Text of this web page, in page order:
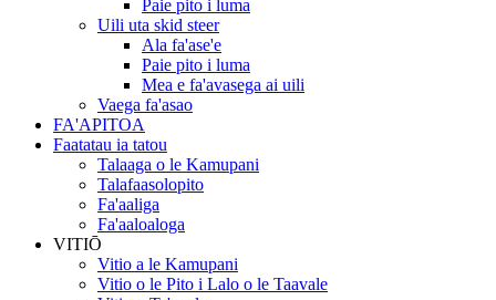
Paie pito i luma
Uili uta skid steer
Ala fa'ase'e
Paie pito i luma
Mea e fa'avasega ai uili
Vaega fa'asao
FA'APITOA
Faatatau ia tatou
Talaaga o le Kamupani
Talafaasolopito
Fa'aaliga
Fa'aaloaloga
VITIŌ
Vitio a le Kamupani
Vitio o le Pito i Lalo o le Taavale